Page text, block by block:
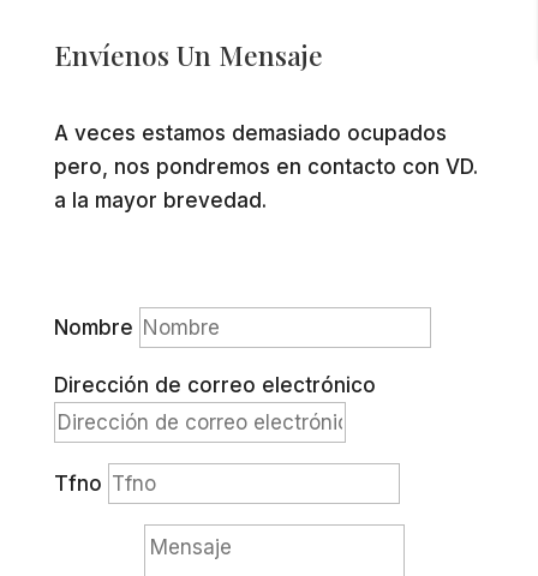
Envíenos Un Mensaje
A veces estamos demasiado ocupados
pero, nos pondremos en contacto con VD.
a la mayor brevedad.
Nombre
Dirección de correo electrónico
Tfno